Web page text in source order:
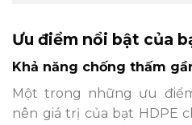
Ưu điểm nổi bật của
Khả năng chống thấm
Một trong những ưu
nên giá trị của bạt HDPE